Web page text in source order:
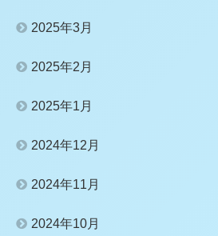
2025年3月
2025年2月
2025年1月
2024年12月
2024年11月
2024年10月